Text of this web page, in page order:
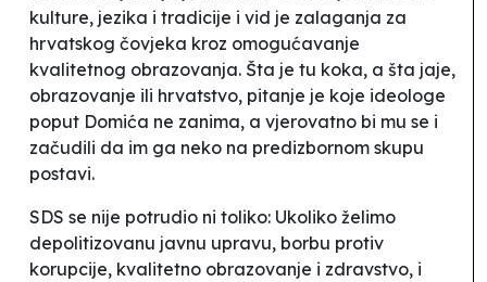
kulture, jezika i tradicije i vid je zalaganja za
hrvatskog čovjeka kroz omogućavanje
kvalitetnog obrazovanja. Šta je tu koka, a šta jaje,
obrazovanje ili hrvatstvo, pitanje je koje ideologe
poput Domića ne zanima, a vjerovatno bi mu se i
začudili da im ga neko na predizbornom skupu
postavi.
SDS se nije potrudio ni toliko: Ukoliko želimo
depolitizovanu javnu upravu, borbu protiv
korupcije, kvalitetno obrazovanje i zdravstvo, i